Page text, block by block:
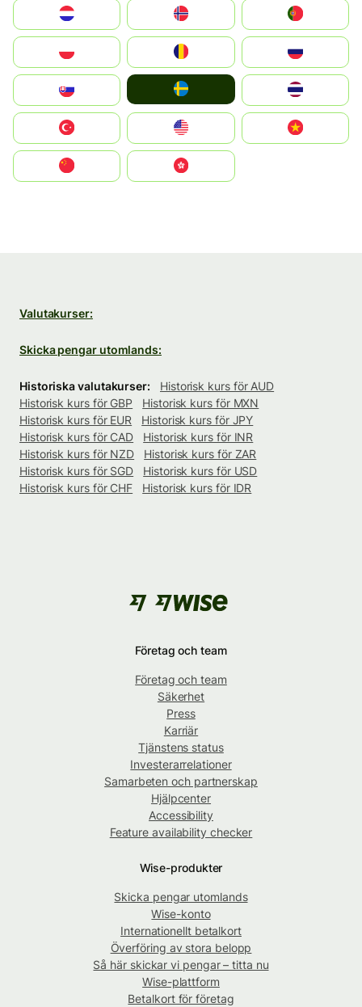
United States
中國香港特別行政區
Valutakurser:
Skicka pengar utomlands:
Historiska valutakurser:
Historisk kurs för AUD
Historisk kurs för GBP
Historisk kurs för MXN
Historisk kurs för EUR
Historisk kurs för JPY
Historisk kurs för CAD
Historisk kurs för INR
Historisk kurs för NZD
Historisk kurs för ZAR
Historisk kurs för SGD
Historisk kurs för USD
Historisk kurs för CHF
Historisk kurs för IDR
Företag och team
Företag och team
Säkerhet
Press
Karriär
Tjänstens status
Investerarrelationer
Samarbeten och partnerskap
Hjälpcenter
Accessibility
Feature availability checker
Wise-produkter
Skicka pengar utomlands
Wise-konto
Internationellt betalkort
Överföring av stora belopp
Så här skickar vi pengar – titta nu
Wise-plattform
Betalkort för företag